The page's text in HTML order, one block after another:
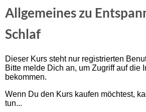
Allgemeines zu
Schlaf
Dieser Kurs steht nur registrierten
Bitte melde Dich an, um Zugriff auf die
bekommen.
Wenn Du den Kurs kaufen möchtest,
tun...